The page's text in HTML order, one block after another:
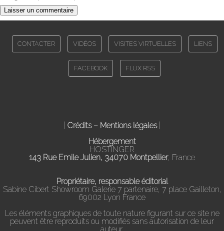
CONTACTER VIDÉOS VISITES VIRTUELLES LIENS
FACEBOOK FLUX RSS
Crédits – Mentions légales|
Hébergement
HOSTINGER
143 Rue Emile Julien, 34070 Montpellier, France
Propriétaire, responsable éditorial
Sabine Cibert Showroom Galerie 7 partenaire, 7 place Gailleton,
69002 Lyon France
Les éléments graphiques de toute nature figurant sur ce site ne
peuvent être reproduits ou modifiés sans autorisation de leur